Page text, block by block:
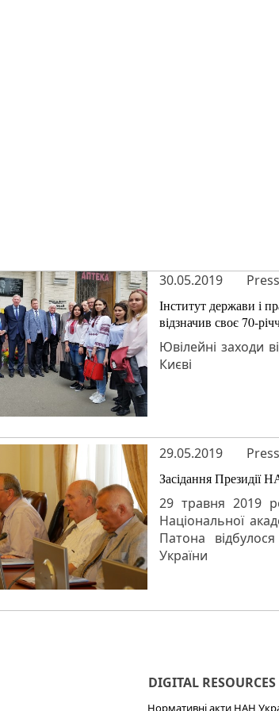
30.05.2019
Інститут держави і
відзначив своє 70-
Ювілейні заходи
Києві
29.05.2019
Засідання Президії
29 травня 2019
Національної
Патона
України
DIGITAL
Нормативні акти НАН